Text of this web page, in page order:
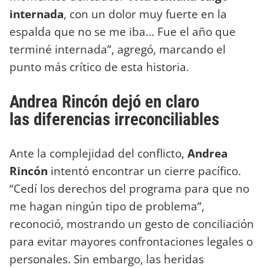
internada, con un dolor muy fuerte en la
espalda que no se me iba... Fue el año que
terminé internada”, agregó, marcando el
punto más crítico de esta historia.
Andrea Rincón dejó en claro
las diferencias irreconciliables
Ante la complejidad del conflicto, Andrea
Rincón intentó encontrar un cierre pacífico.
“Cedí los derechos del programa para que no
me hagan ningún tipo de problema”,
reconoció, mostrando un gesto de conciliación
para evitar mayores confrontaciones legales o
personales. Sin embargo, las heridas